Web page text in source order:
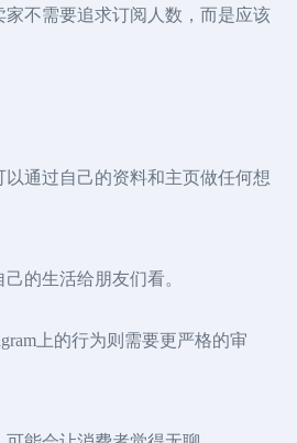
家不需要追求订阅人数，而是应该
通过自己的资料和主页做任何想
的生活给朋友们看。
上的行为则需要更严格的审